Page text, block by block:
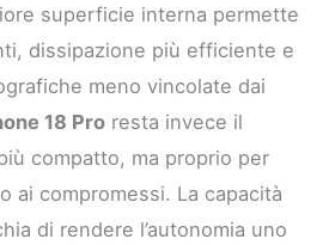
superficie interna permette
dissipazione più efficiente e
meno vincolate dai
18 Pro resta invece il
compatto, ma proprio per
ai compromessi. La capacità
di rendere l’autonomia uno